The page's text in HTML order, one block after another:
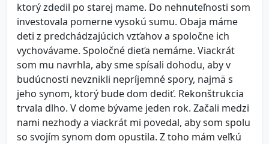
ktorý zdedil po starej mame. Do nehnuteľnosti som
investovala pomerne vysokú sumu. Obaja máme
deti z predchádzajúcich vzťahov a spoločne ich
vychovávame. Spoločné dieťa nemáme. Viackrát
som mu navrhla, aby sme spísali dohodu, aby v
budúcnosti nevznikli nepríjemné spory, najmä s
jeho synom, ktorý bude dom dediť. Rekonštrukcia
trvala dlho. V dome bývame jeden rok. Začali medzi
nami nezhody a viackrát mi povedal, aby som spolu
so svojím synom dom opustila. Z toho mám veľkú